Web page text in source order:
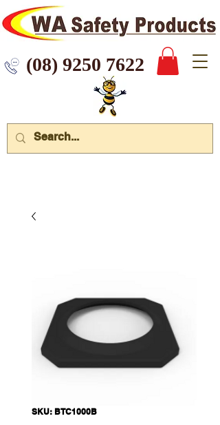
7622
SKU: BTC1000B